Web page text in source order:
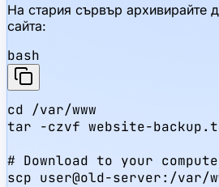
На стария сървър архивирайте
сайта:
bash
cd /var/www
tar -czvf website-
# Download to your
scp user@old-server:/var/